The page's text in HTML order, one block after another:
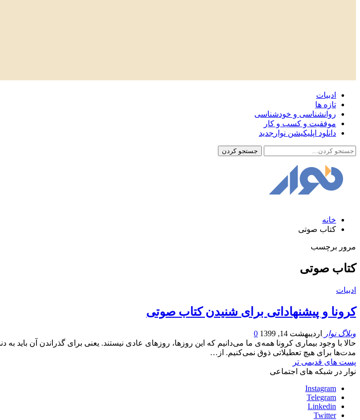
ادبیات
تازه ها
روانشناسی و خودشناسی
موفقیت و کسب و کار
دانلود اپلیکیشن نوار جدید
خانه
کتاب صوتی
مرور برچسب
کتاب صوتی
ادبیات
کرونا و پیشنهاداتی برای شنیدن کتاب صوتی
وبلاگ نوار اردیبهشت 14, 1399
0
حالا با وجود بیماری کرونا همه‌ی ما می‌دانیم که این روزها، روزهای عادی نیستند. یعنی برای گذراندن آن باید به
مدت‌ها برای هیچ تعطیلاتی ذوق نمی‌کنیم. از…
پست های قدیمی تر
نوار در شبکه های اجتماعی
Instagram
Telegram
Linkedin
Twitter